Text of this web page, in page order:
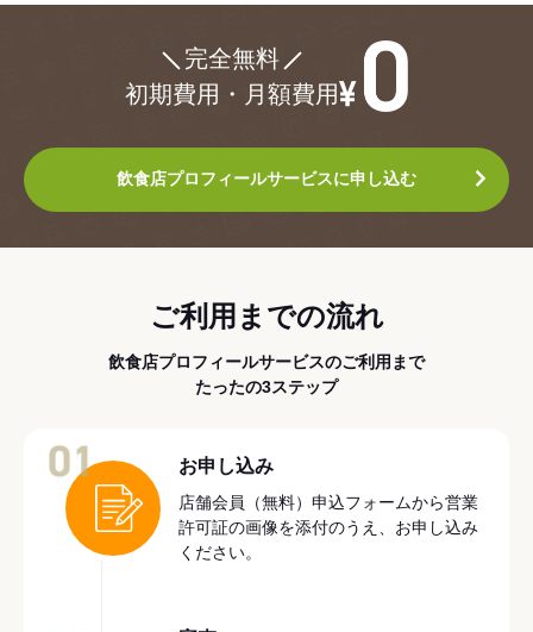
完全無料
初期費用・月額費用
飲食店プロフィールサービスに申し込む
ご利用までの流れ
飲食店プロフィールサービスのご利用まで
たったの3ステップ
お申し込み
店舗会員（無料）申込フォームから営業
許可証の画像を添付のうえ、お申し込み
ください。